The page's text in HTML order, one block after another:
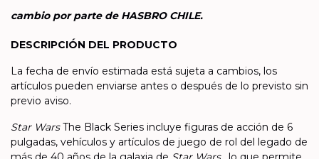
cambio por parte de HASBRO CHILE.
DESCRIPCIÓN DEL PRODUCTO
La fecha de envío estimada está sujeta a cambios, los
artículos pueden enviarse antes o después de lo previsto sin
previo aviso.
Star WarsThe Black Series incluye figuras de acción de 6
pulgadas, vehículos y artículos de juego de rol del legado de